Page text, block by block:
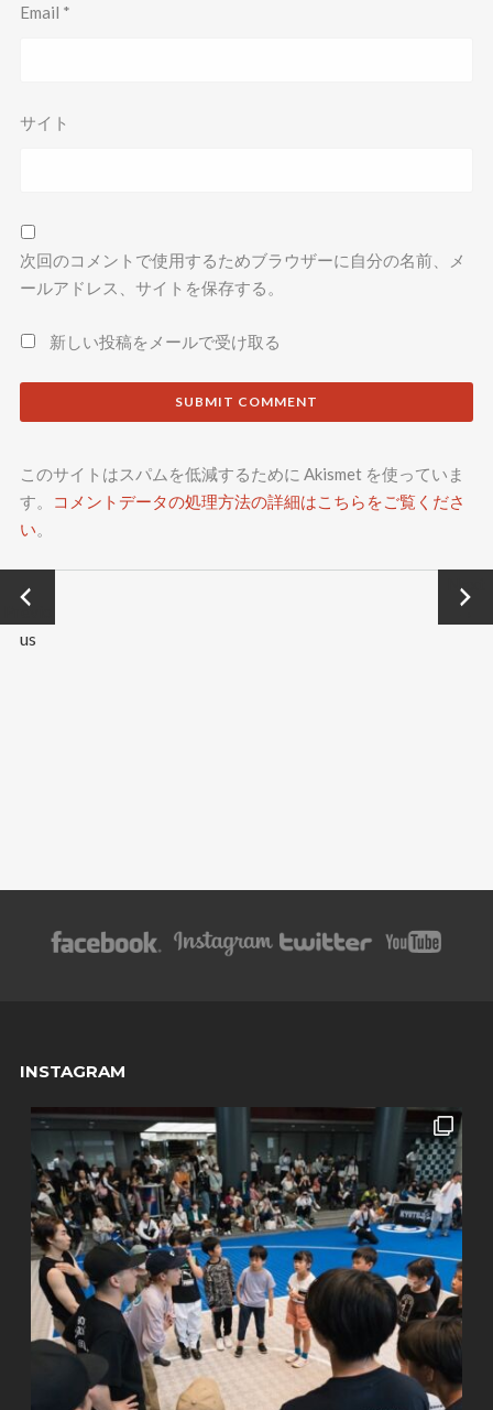
Email *
サイト
次回のコメントで使用するためブラウザーに自分の名前、メ
ールアドレス、サイトを保存する。
新しい投稿をメールで受け取る
このサイトはスパムを低減するために Akismet を使っていま
す。
コメントデータの処理方法の詳細はこちらをご覧くださ
い。
Previo
us
→
INSTAGRAM